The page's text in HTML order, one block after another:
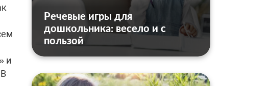
и
Речевые игры для
дошкольника: весело и с
пользой